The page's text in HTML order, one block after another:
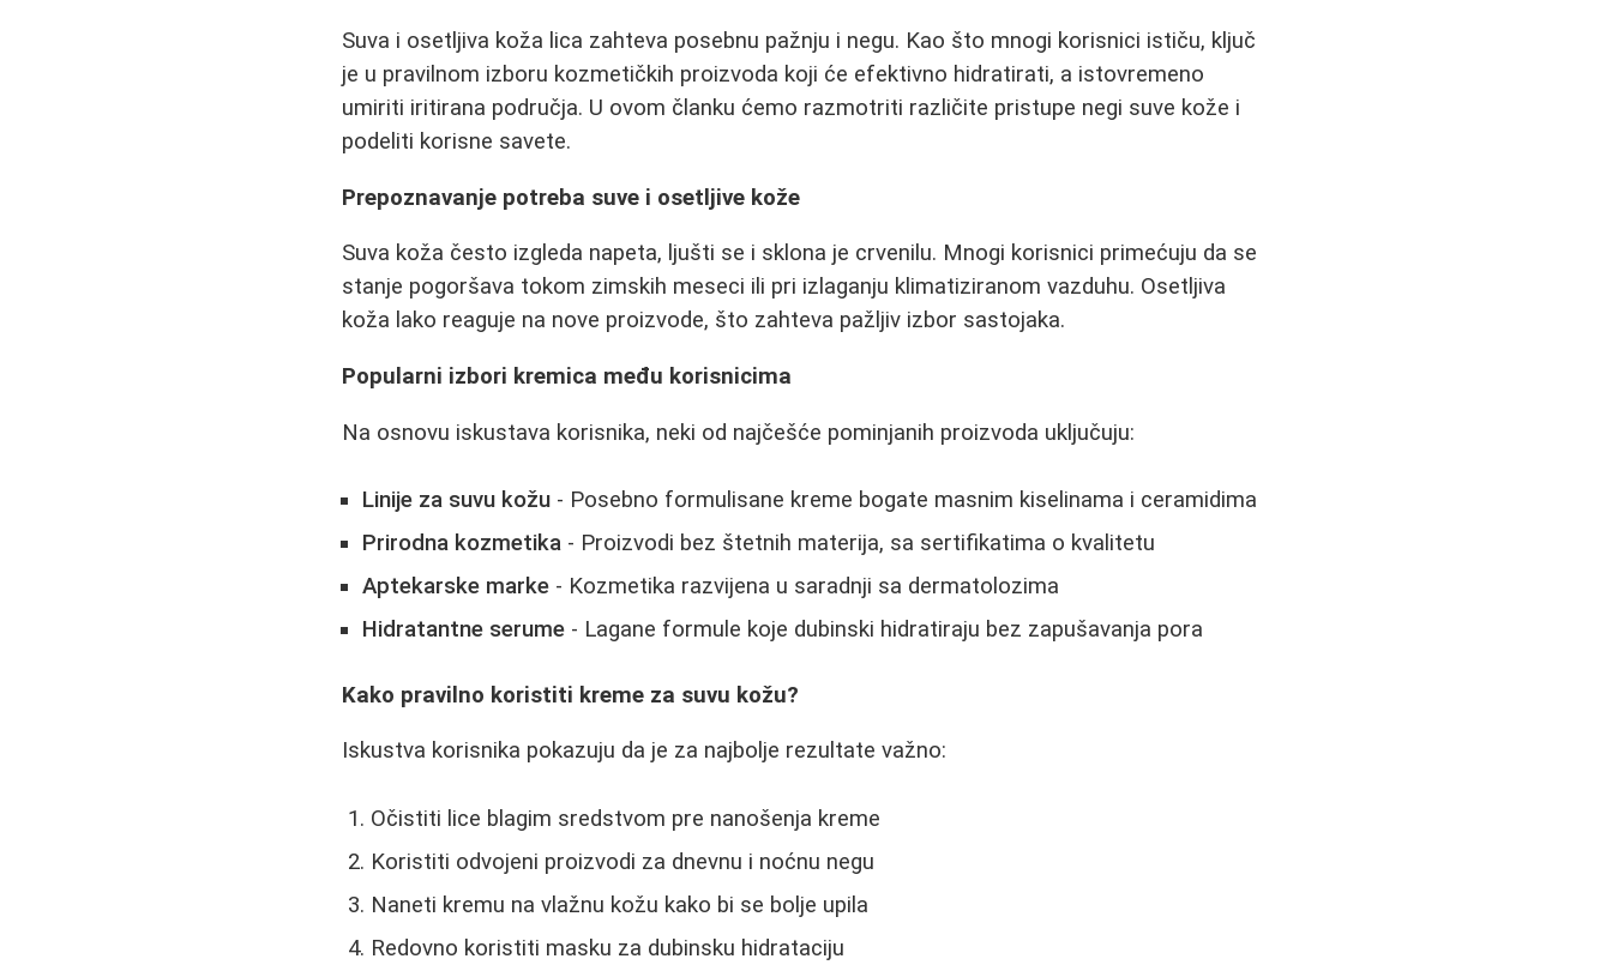
Suva i osetljiva koža lica zahteva posebnu pažnju i negu. Kao što mnogi korisnici ističu, ključ
je u pravilnom izboru kozmetičkih proizvoda koji će efektivno hidratirati, a istovremeno
umiriti iritirana područja. U ovom članku ćemo razmotriti različite pristupe negi suve kože i
podeliti korisne savete.
Prepoznavanje potreba suve i osetljive kože
Suva koža često izgleda napeta, ljušti se i sklona je crvenilu. Mnogi korisnici primećuju da se
stanje pogoršava tokom zimskih meseci ili pri izlaganju klimatiziranom vazduhu. Osetljiva
koža lako reaguje na nove proizvode, što zahteva pažljiv izbor sastojaka.
Popularni izbori kremica među korisnicima
Na osnovu iskustava korisnika, neki od najčešće pominjanih proizvoda uključuju:
Linije za suvu kožu - Posebno formulisane kreme bogate masnim kiselinama i ceramidima
Prirodna kozmetika - Proizvodi bez štetnih materija, sa sertifikatima o kvalitetu
Aptekarske marke - Kozmetika razvijena u saradnji sa dermatolozima
Hidratantne serume - Lagane formule koje dubinski hidratiraju bez zapušavanja pora
Kako pravilno koristiti kreme za suvu kožu?
Iskustva korisnika pokazuju da je za najbolje rezultate važno:
Očistiti lice blagim sredstvom pre nanošenja kreme
Koristiti odvojeni proizvodi za dnevnu i noćnu negu
Naneti kremu na vlažnu kožu kako bi se bolje upila
Redovno koristiti masku za dubinsku hidrataciju